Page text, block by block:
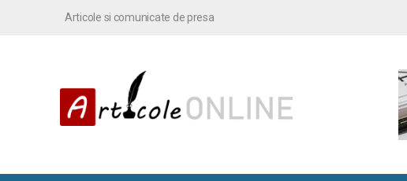
Articole si comunicate de presa